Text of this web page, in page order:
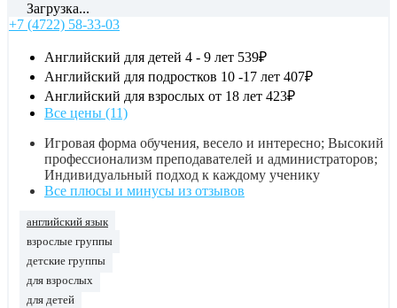
Загрузка...
+7 (4722) 58-33-03
Английский для детей 4 - 9 лет 539₽
Английский для подростков 10 -17 лет 407₽
Английский для взрослых от 18 лет 423₽
Все цены (11)
Игровая форма обучения, весело и интересно; Высокий
профессионализм преподавателей и администраторов;
Индивидуальный подход к каждому ученику
Все плюсы и минусы из отзывов
английский язык
взрослые группы
детские группы
для взрослых
для детей